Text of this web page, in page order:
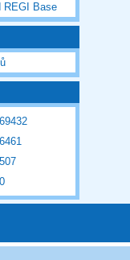
REGI Base